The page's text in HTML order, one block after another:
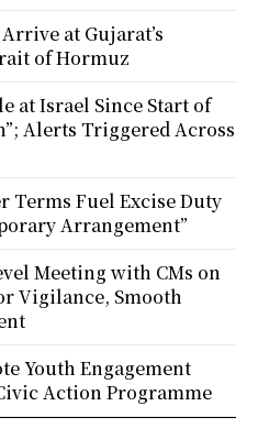
at Gujarat’s
of Hormuz
at Israel Since Start of
Alerts Triggered Across
Terms Fuel Excise Duty
Arrangement”
Meeting with CMs on
Vigilance, Smooth
Youth Engagement
Action Programme